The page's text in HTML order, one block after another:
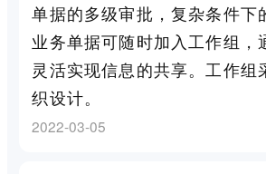
单据的多级审批，复杂条件下
业务单据可随时加入工作组，
灵活实现信息的共享。工作组
织设计。
2022-03-05